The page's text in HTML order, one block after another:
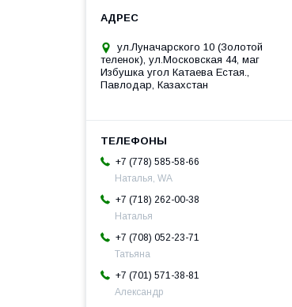
ул.Луначарского 10 (Золотой
теленок), ул.Московская 44, маг
Избушка угол Катаева Естая.,
Павлодар, Казахстан
+7 (778) 585-58-66
Наталья, WA
+7 (718) 262-00-38
Наталья
+7 (708) 052-23-71
Татьяна
+7 (701) 571-38-81
Александр